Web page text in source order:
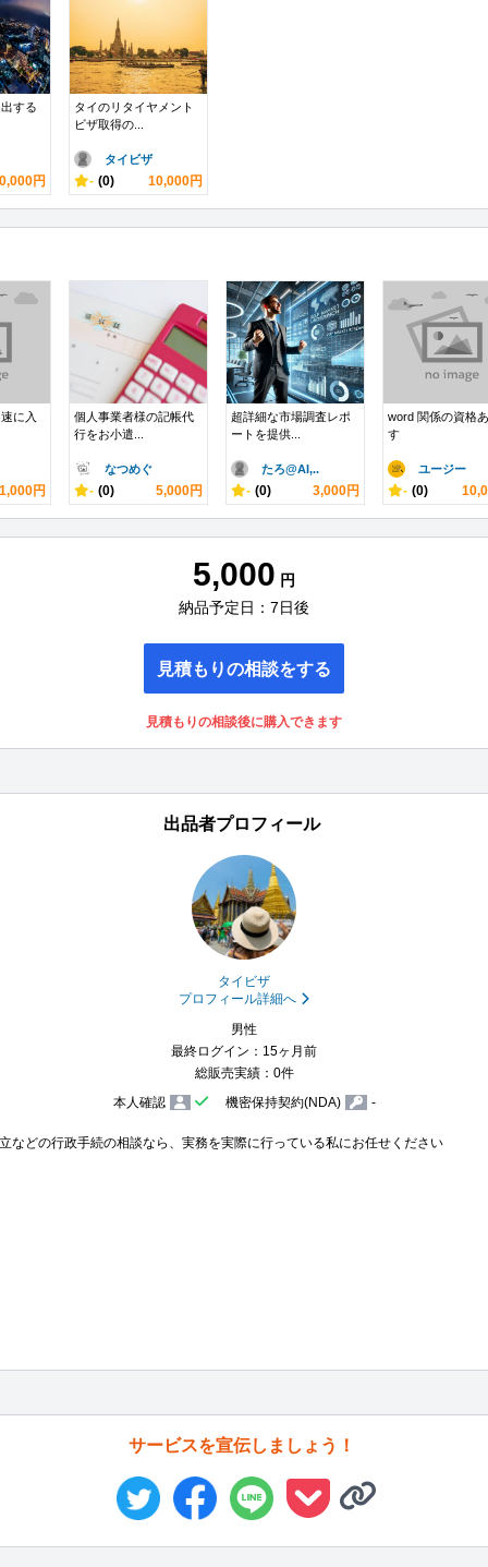
する
円
タイのリタイヤメント
ビザ取得の...
タイビザ
- (0) 10,000円
に入
1,000円
個人事業者様の記帳代
行をお小遣...
なつめぐ
- (0) 5,000円
超詳細な市場調査レポ
ートを提供...
たろ@AI,..
- (0) 3,000円
word 関係の資格
す
ユージー
- (0)
5,000 円
納品予定日：7日後
見積もりの相談をする
見積もりの相談後に購入できます
出品者プロフィール
タイビザ
プロフィール詳細へ
男性
最終ログイン：15ヶ月前
総販売実績：0件
本人確認
機密保持契約(NDA) -
などの行政手続の相談なら、実務を実際に行っている私にお任せください
サービスを宣伝しましょう！